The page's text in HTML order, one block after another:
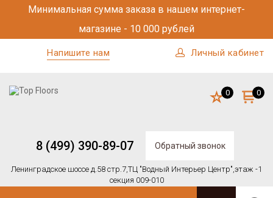
Минимальная сумма заказа в нашем интернет-
магазине - 10 000 рублей
Напишите нам Личный кабинет
8 (499) 390-89-07 Обратный звонок
Ленинградское шоссе д.58 стр.7,ТЦ "Водный Интерьер Центр",этаж -1
секция 009-010
0 0